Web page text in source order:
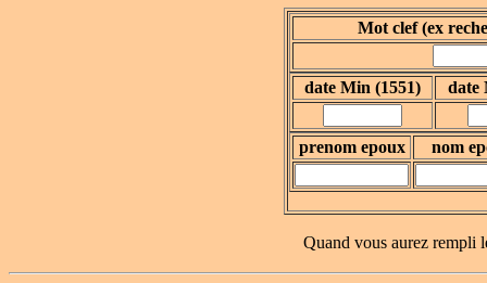
Mot clef (ex
date Min (1551) date
prenom epoux nom
Quand vous aurez rempli